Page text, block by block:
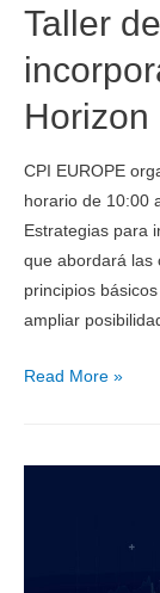
Taller
Horizon
CPI EUROPE
horario de 10:00
Estrategias para
que abordará las
principios
ampliar
Read More »